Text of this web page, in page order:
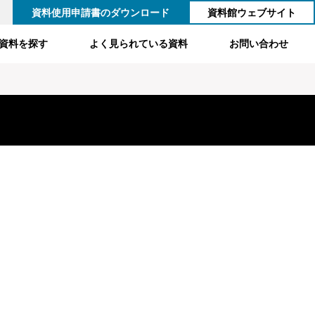
資料使用申請書のダウンロード 資料館ウェブサイト
料を探す よく見られている資料 お問い合わせ